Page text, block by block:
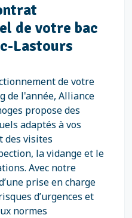
de votre bac
Lastours
de votre
de l'année, Alliance
propose des
adaptés à vos
des visites
la vidange et le
Avec notre
prise en charge
d’urgences et
normes